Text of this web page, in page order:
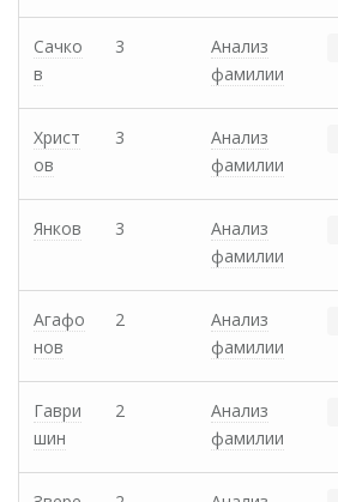
Сачко
в
3
Анализ
фамилии
Христ
ов
3
Анализ
фамилии
Янков 3
Анализ
фамилии
Агафо
нов
2
Анализ
фамилии
Гаври
шин
2
Анализ
фамилии